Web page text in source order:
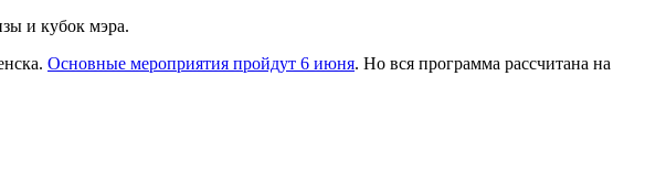
и кубок мэра.
Основные мероприятия пройдут 6 июня. Но вся программа рассчитана на